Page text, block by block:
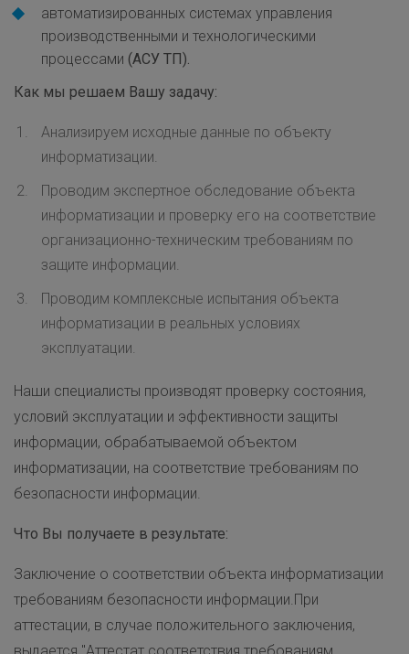
автоматизированных системах управления
производственными и технологическими
процессами (АСУ ТП).
Как мы решаем Вашу задачу:
Анализируем исходные данные по объекту
информатизации.
Проводим экспертное обследование объекта
информатизации и проверку его на соответствие
организационно-техническим требованиям по
защите информации.
Проводим комплексные испытания объекта
информатизации в реальных условиях
эксплуатации.
Наши специалисты производят проверку состояния,
условий эксплуатации и эффективности защиты
информации, обрабатываемой объектом
информатизации, на соответствие требованиям по
безопасности информации.
Что Вы получаете в результате:
Заключение о соответствии объекта информатизации
требованиям безопасности информации.При
аттестации, в случае положительного заключения,